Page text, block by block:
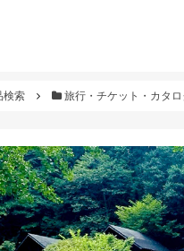
検索 旅行・チケット・カタロ